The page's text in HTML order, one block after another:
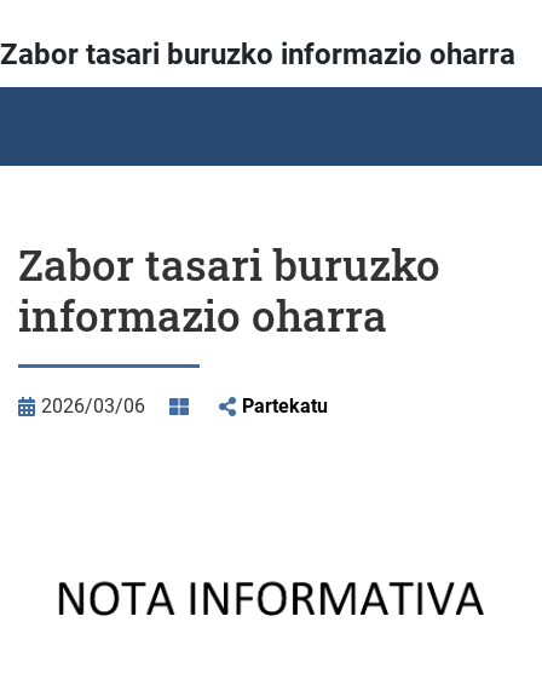
Zabor tasari buruzko informazio oharra
Zabor tasari buruzko
informazio oharra
2026/03/06 Partekatu